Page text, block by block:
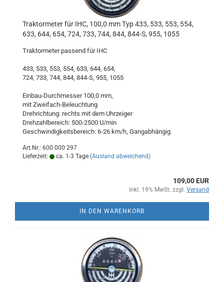
Traktormeter für IHC, 100,0 mm Typ 433, 533, 553, 554,
633, 644, 654, 724, 733, 744, 844, 844-S, 955, 1055
Traktormeter passend für IHC
433, 533, 553, 554, 633, 644, 654,
724, 733, 744, 844, 844-S, 955, 1055
Einbau-Durchmesser 100,0 mm,
mit Zweifach-Beleuchtung
Drehrichtung: rechts mit dem Uhrzeiger
Drehzahlbereich: 500-2500 U/min
Geschwindigkeitsbereich: 6-26 km/h, Gangabhängig
Art.Nr.: 600 000 297
Lieferzeit:
ca. 1-3 Tage (Ausland abweichend)
109,00 EUR
inkl. 19% MwSt. zzgl. Versand
IN DEN WARENKORB